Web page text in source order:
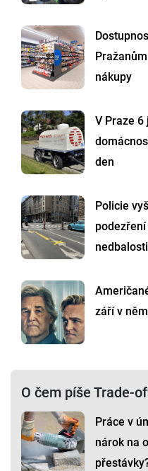
nákupy
V Praze 6
den
Policie
nedbalosti
září v
O čem píše Trade-
Práce v
nárok na